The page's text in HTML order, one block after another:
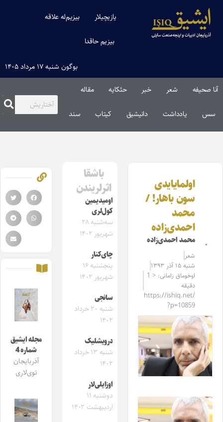
یازیچیلار بیزیم‌له علاقه
بیزیم حاقدا
بوگون شنبه ۱۷ مرداد ۱۴۰۵
آنا صحیفه شعر خبر حئکایه مقاله‌
سس یادداشت دانیشیق کیتاب سند
اولمایایدی
سون باهار! /
محمد
احمدی‌زاده
محمد احمدی‌زاده
شعر
شنبه ۱۵ آذر ۱۳۹۳
اوخوماق زامانی: < 1
دقیقه
https://ishiq.net/
?p=10859
باشقا
اثرلریندن
اومیدیمین
کول‌لری
سه‌شنبه ۲۸
شهریور ۱۴۰۲
چای‌کنار
پنجشنبه ۱۶
شهریور ۱۴۰۲
سانجی‌
شنبه ۲۰ خرداد
۱۴۰۲
درویشلیک
شنبه ۱۳ خرداد
۱۴۰۲
اوزایلی‌لار
دوشنبه ۱۱
اردیبهشت ۱۴۰۲
مجله ایشیق
شماره 4
آذربایجان
توی‌لاری